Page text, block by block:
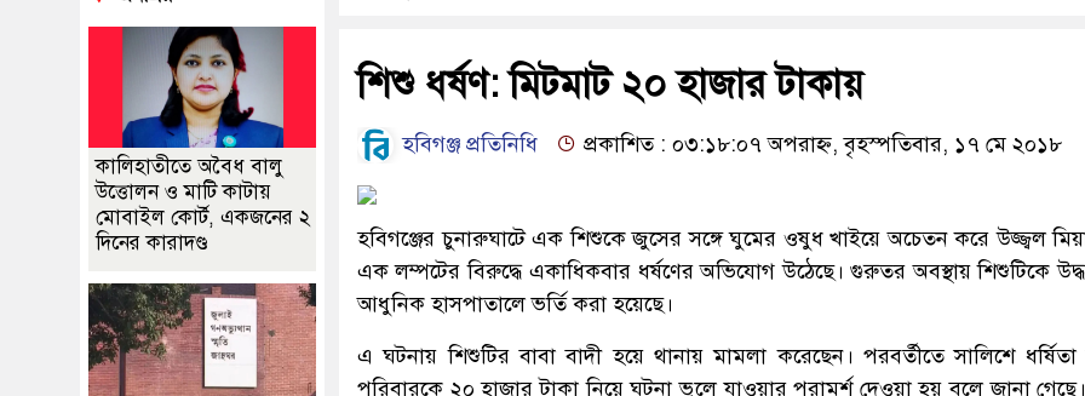
শিশু ধর্ষণ: মিটমাট ২০ হাজার টাকায়
হবিগঞ্জ প্রতিনিধি প্রকাশিত : ০৩:১৮:০৭ অপরাহ্ন, বৃহস্পতিবার, ১৭ মে ২০১৮
হবিগঞ্জের চুনারুঘাটে এক শিশুকে জুসের সঙ্গে ঘুমের ওষুধ খাইয়ে অচেতন করে উজ্জ্বল
এক লম্পটের বিরুদ্ধে একাধিকবার ধর্ষণের অভিযোগ উঠেছে। গুরুতর অবস্থায় শিশুটিকে
আধুনিক হাসপাতালে ভর্তি করা হয়েছে।
এ ঘটনায় শিশুটির বাবা বাদী হয়ে থানায় মামলা করেছেন। পরবর্তীতে সালিশে ধর্ষিতা
পরিবারকে ২০ হাজার টাকা নিয়ে ঘটনা ভুলে যাওয়ার পরামর্শ দেওয়া হয় বলে জানা
কালিহাতীতে অবৈধ বালু
উত্তোলন ও মাটি কাটায়
মোবাইল কোর্ট, একজনের ২
দিনের কারাদণ্ড